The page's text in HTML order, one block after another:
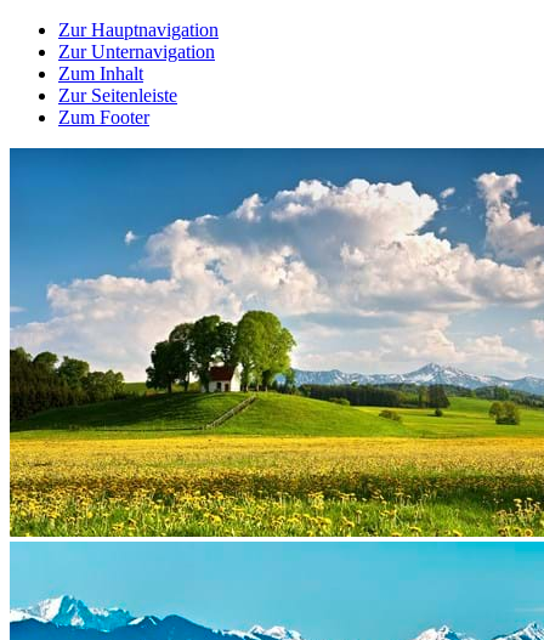
Zur Hauptnavigation
Zur Unternavigation
Zum Inhalt
Zur Seitenleiste
Zum Footer